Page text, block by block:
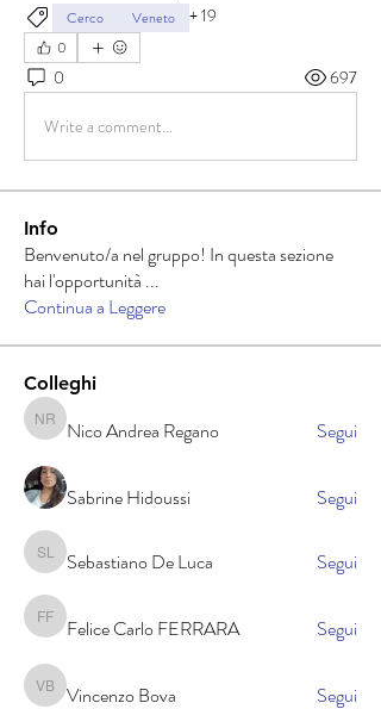
Cerco Veneto +19
0
0 697
Write a comment...
Info
Benvenuto/a nel gruppo! In questa sezione
hai l'opportunità ...
Continua a Leggere
Colleghi
Nico Andrea Regano
Nico Andrea Regano Segui
Sabrine Hidoussi Segui
Sebastiano De Luca
Sebastiano De Luca Segui
Felice Carlo FERRARA
Felice Carlo FERRARA Segui
Vincenzo Bova
Vincenzo Bova
Segui